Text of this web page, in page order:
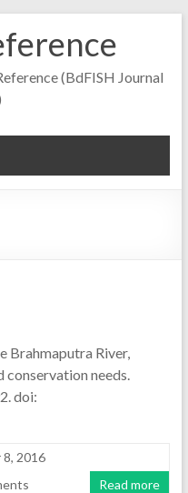
(BdFISH Journal
Brahmaputra River,
conservation needs.
doi:
2016
Read more